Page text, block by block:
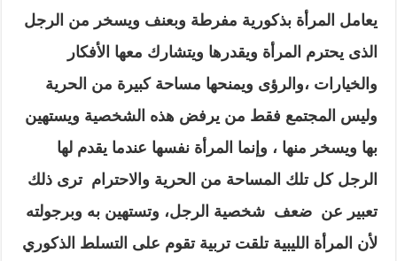
يعامل المرأة بذكورية مفرطة وبعنف ويسخر من الرجل
الذى يحترم المرأة ويقدرها ويتشارك معها الأفكار
والخيارات ،والرؤى ويمنحها مساحة كبيرة من الحرية
وليس المجتمع فقط من يرفض هذه الشخصية ويستهين
بها ويسخر منها ، وإنما المرأة نفسها عندما يقدم لها
الرجل كل تلك المساحة من الحرية والاحترام ترى ذلك
تعبير عن ضعف شخصية الرجل، وتستهين به وبرجولته
لأن المرأة الليبية تلقت تربية تقوم على التسلط الذكوري